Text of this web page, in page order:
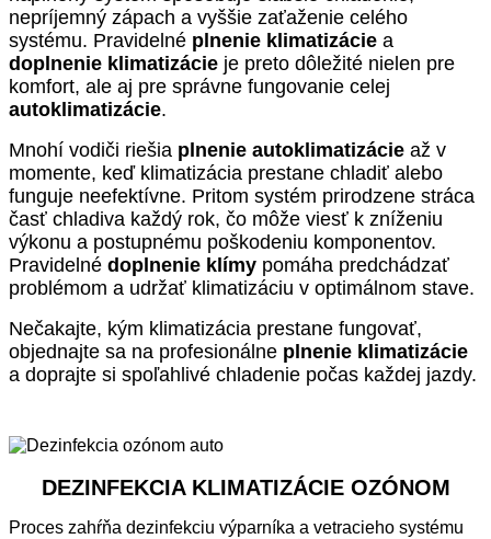
nepríjemný zápach a vyššie zaťaženie celého
systému. Pravidelné plnenie klimatizácie a
doplnenie klimatizácie je preto dôležité nielen pre
komfort, ale aj pre správne fungovanie celej
autoklimatizácie.
Mnohí vodiči riešia plnenie autoklimatizácie až v
momente, keď klimatizácia prestane chladiť alebo
funguje neefektívne. Pritom systém prirodzene stráca
časť chladiva každý rok, čo môže viesť k zníženiu
výkonu a postupnému poškodeniu komponentov.
Pravidelné doplnenie klímy pomáha predchádzať
problémom a udržať klimatizáciu v optimálnom stave.
Nečakajte, kým klimatizácia prestane fungovať,
objednajte sa na profesionálne plnenie klimatizácie
a doprajte si spoľahlivé chladenie počas každej jazdy.
DEZINFEKCIA KLIMATIZÁCIE OZÓNOM
Proces zahŕňa dezinfekciu výparníka a vetracieho systému